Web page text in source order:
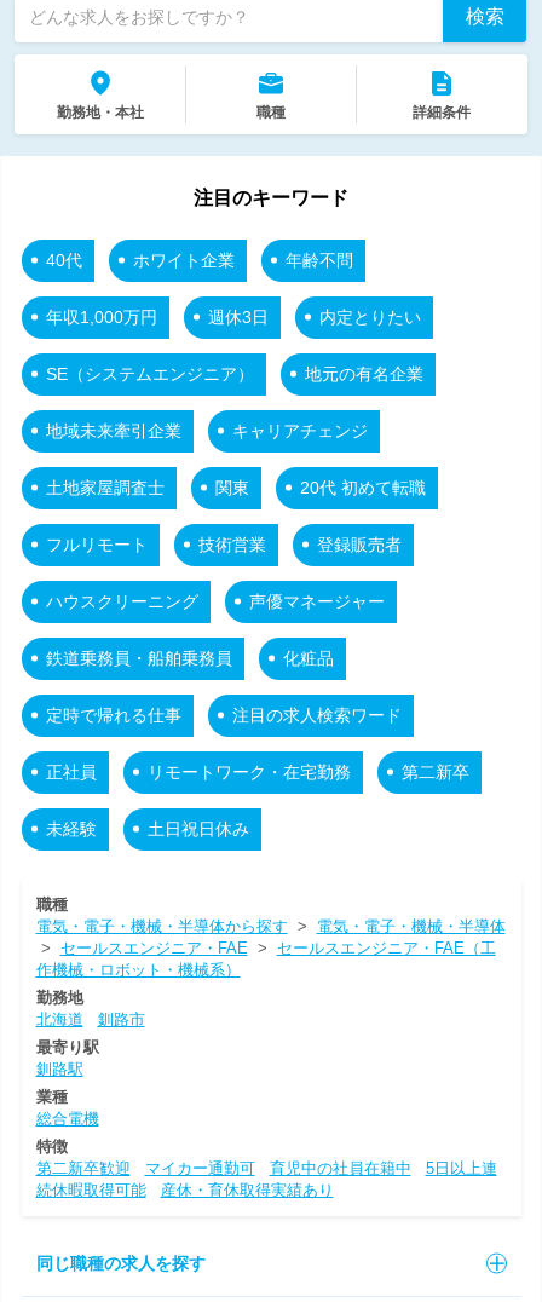
どんな求人をお探しですか？ 検索
勤務地・本社 職種 詳細条件
注目のキーワード
40代 ホワイト企業 年齢不問
年収1,000万円 週休3日 内定とりたい
SE（システムエンジニア） 地元の有名企業
地域未来牽引企業 キャリアチェンジ
土地家屋調査士 関東 20代 初めて転職
フルリモート 技術営業 登録販売者
ハウスクリーニング 声優マネージャー
鉄道乗務員・船舶乗務員 化粧品
定時で帰れる仕事 注目の求人検索ワード
正社員 リモートワーク・在宅勤務 第二新卒
未経験 土日祝日休み
職種
電気・電子・機械・半導体から探す > 電気・電子・機械・半導体
> セールスエンジニア・FAE > セールスエンジニア・FAE（工
作機械・ロボット・機械系）
勤務地
北海道
釧路市
最寄り駅
釧路駅
業種
総合電機
特徴
第二新卒歓迎
マイカー通勤可 育児中の社員在籍中
5日以上連
続休暇取得可能
産休・育休取得実績あり
同じ職種の求人を探す